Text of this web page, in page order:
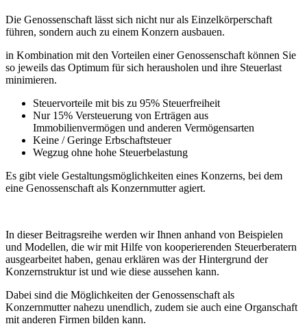
Die Genossenschaft lässt sich nicht nur als Einzelkörperschaft
führen, sondern auch zu einem Konzern ausbauen.
in Kombination mit den Vorteilen einer Genossenschaft können Sie
so jeweils das Optimum für sich herausholen und ihre Steuerlast
minimieren.
Steuervorteile mit bis zu 95% Steuerfreiheit
Nur 15% Versteuerung von Erträgen aus
Immobilienvermögen und anderen Vermögensarten
Keine / Geringe Erbschaftsteuer
Wegzug ohne hohe Steuerbelastung
Es gibt viele Gestaltungsmöglichkeiten eines Konzerns, bei dem
eine Genossenschaft als Konzernmutter agiert.
In dieser Beitragsreihe werden wir Ihnen anhand von Beispielen
und Modellen, die wir mit Hilfe von kooperierenden Steuerberatern
ausgearbeitet haben, genau erklären was der Hintergrund der
Konzernstruktur ist und wie diese aussehen kann.
Dabei sind die Möglichkeiten der Genossenschaft als
Konzernmutter nahezu unendlich, zudem sie auch eine Organschaft
mit anderen Firmen bilden kann.